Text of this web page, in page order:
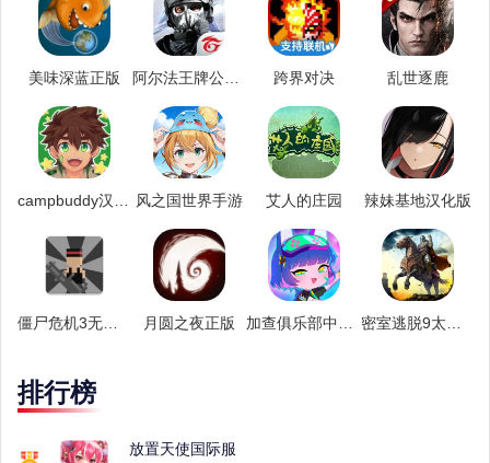
美味深蓝正版 阿尔法王牌公测版 跨界对决 乱世逐鹿
风之国世界手游 艾人的庄园 辣妹基地汉化版
月圆之夜正版
排行榜
放置天使国际服